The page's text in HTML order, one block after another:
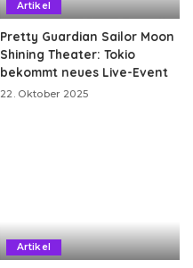
Artikel
Pretty Guardian Sailor Moon
Shining Theater: Tokio
bekommt neues Live-Event
22. Oktober 2025
Artikel